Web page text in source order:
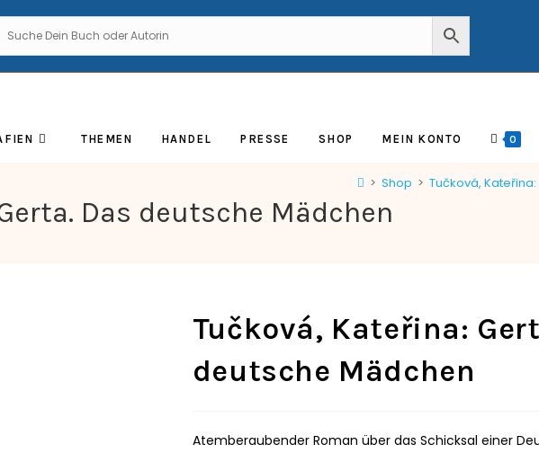
THEMEN HANDEL PRESSE SHOP MEIN KONTO 0
Das deutsche Mädchen
> Shop > Tučková,
Tučková, Kateřina:
deutsche Mädchen
Atemberaubender Roman über das Schicksal einer